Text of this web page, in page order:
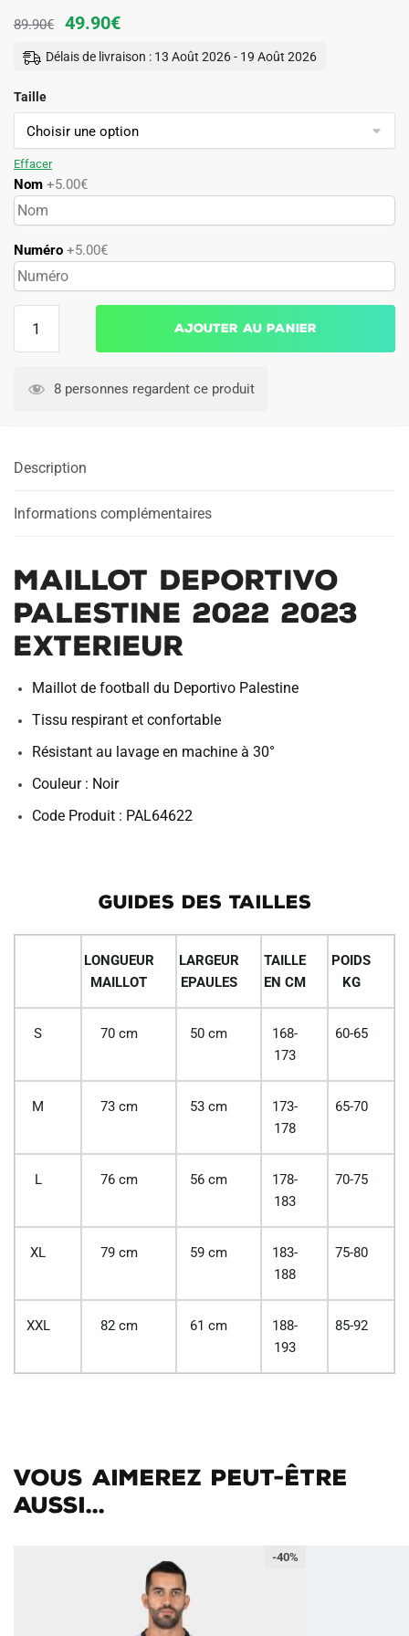
89.90€
Le
prix
89.90€.
49.90€Le
prix
49.90€.
Délais de livraison : 13 Août 2026 - 19 Août 2026
Taille
Effacer
Nom +5.00€
Numéro +5.00€
Deportivo
Exterieur
Ajouter au panier
8 personnes regardent ce produit
Description
Informations complémentaires
Maillot Deportivo
Palestine 2022 2023
Exterieur
Maillot de football du Deportivo Palestine
Tissu respirant et confortable
Résistant au lavage en machine à 30°
Couleur : Noir
Code Produit : PAL64622
GUIDES DES TAILLES
LONGUEUR
MAILLOT
LARGEUR
EPAULES
TAILLE
EN CM
POIDS
KG
S 70 cm 50 cm
168-
173
60-65
M 73 cm 53 cm
173-
178
65-70
L 76 cm 56 cm
178-
183
70-75
XL 79 cm 59 cm
183-
188
75-80
XXL 82 cm 61 cm
188-
193
85-92
Vous aimerez peut-être
aussi...
-40%